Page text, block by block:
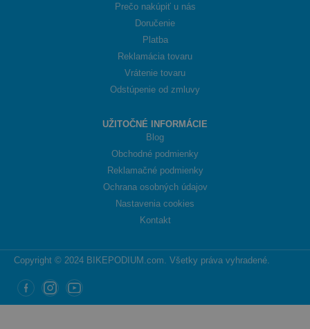
Prečo nakúpiť u nás
Doručenie
Platba
Reklamácia tovaru
Vrátenie tovaru
Odstúpenie od zmluvy
UŽITOČNÉ INFORMÁCIE
Blog
Obchodné podmienky
Reklamačné podmienky
Ochrana osobných údajov
Nastavenia cookies
Kontakt
Copyright © 2024 BIKEPODIUM.com. Všetky práva vyhradené.